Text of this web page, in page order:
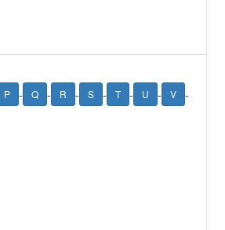
P - Q - R - S - T - U - V -